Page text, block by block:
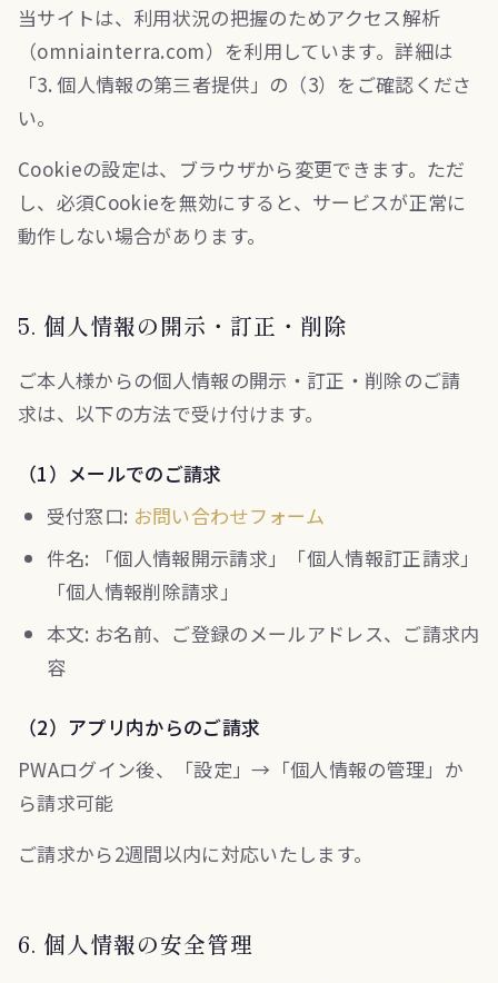
当サイトは、利用状況の把握のためアクセス解析
（omniainterra.com）を利用しています。詳細は
「3. 個人情報の第三者提供」の（3）をご確認くださ
い。
Cookieの設定は、ブラウザから変更できます。ただ
し、必須Cookieを無効にすると、サービスが正常に
動作しない場合があります。
5. 個人情報の開示・訂正・削除
ご本人様からの個人情報の開示・訂正・削除のご請
求は、以下の方法で受け付けます。
（1）メールでのご請求
受付窓口: お問い合わせフォーム
件名: 「個人情報開示請求」「個人情報訂正請求」
「個人情報削除請求」
本文: お名前、ご登録のメールアドレス、ご請求内
容
（2）アプリ内からのご請求
PWAログイン後、「設定」→「個人情報の管理」か
ら請求可能
ご請求から2週間以内に対応いたします。
6. 個人情報の安全管理